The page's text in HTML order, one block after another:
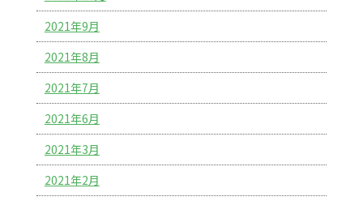
2021年9月
2021年8月
2021年7月
2021年6月
2021年3月
2021年2月